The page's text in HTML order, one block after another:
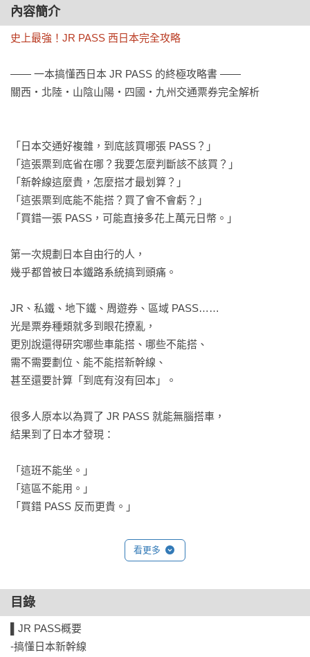
內容簡介
史上最強！JR PASS 西日本完全攻略
—— 一本搞懂西日本 JR PASS 的終極攻略書 ——
關西・北陸・山陰山陽・四國・九州交通票券完全解析
「日本交通好複雜，到底該買哪張 PASS？」
「這張票到底省在哪？我要怎麼判斷該不該買？」
「新幹線這麼貴，怎麼搭才最划算？」
「這張票到底能不能搭？買了會不會虧？」
「買錯一張 PASS，可能直接多花上萬元日幣。」
第一次規劃日本自由行的人，
幾乎都曾被日本鐵路系統搞到頭痛。
JR、私鐵、地下鐵、周遊券、區域 PASS……
光是票券種類就多到眼花撩亂，
更別說還得研究哪些車能搭、哪些不能搭、
需不需要劃位、能不能搭新幹線、
甚至還要計算「到底有沒有回本」。
很多人原本以為買了 JR PASS 就能無腦搭車，
結果到了日本才發現：
「這班不能坐。」
「這區不能用。」
「買錯 PASS 反而更貴。」
甚至有人只是多搭幾趟新幹線，
交通費就瞬間暴增好幾千、甚至上萬日幣。
而這本書，
就是專門為了拯救這些問題而誕生的。
本書聚焦「JR 西日本」範圍，
看更多
目錄
▌JR PASS概要
-搞懂日本新幹線